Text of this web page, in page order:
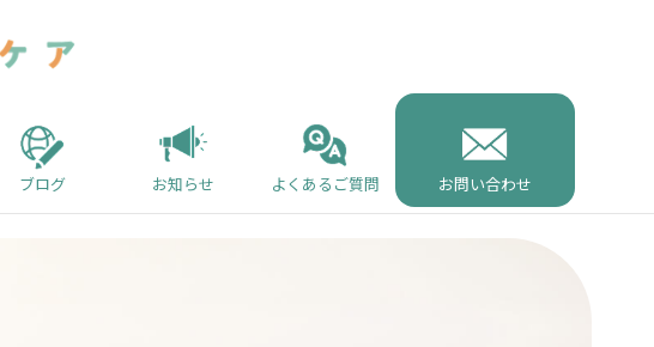
ブログ お知らせ よくあるご質問 お問い合わせ